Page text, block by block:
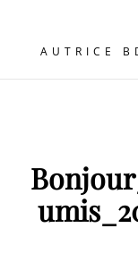
AUTRICE